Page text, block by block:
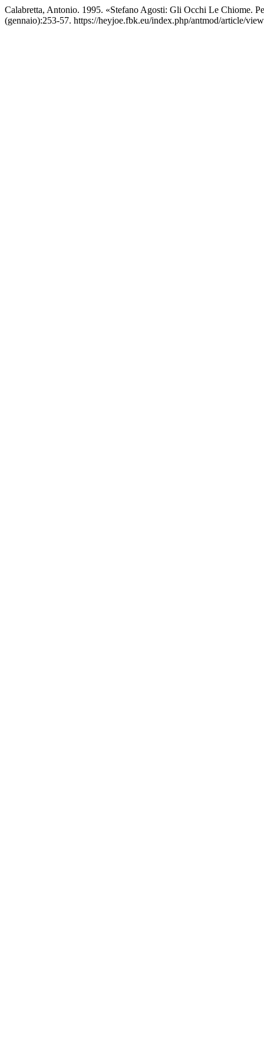
Calabretta, Antonio. 1995. «Stefano Agosti: Gli Occhi Le Chiome.
(gennaio):253-57. https://heyjoe.fbk.eu/index.php/antmod/article/